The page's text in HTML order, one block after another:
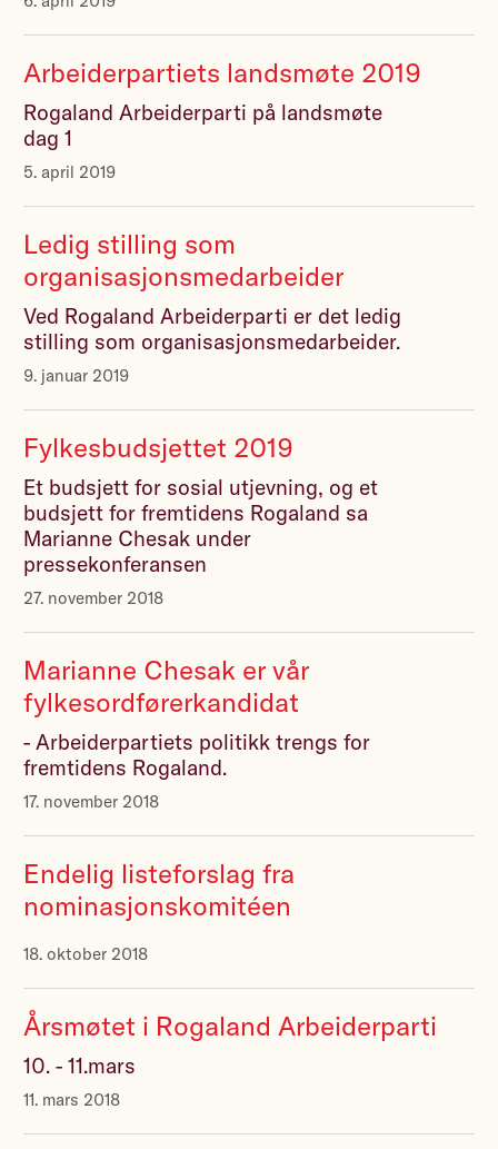
Arbeiderpartiets landsmøte 2019
5. april 2019
Rogaland Arbeiderparti på landsmøte
dag 1
Ledig stilling som
organisasjonsmedarbeider
9. januar 2019
Ved Rogaland Arbeiderparti er det ledig
stilling som organisasjonsmedarbeider.
Fylkesbudsjettet 2019
27. november 2018
Et budsjett for sosial utjevning, og et
budsjett for fremtidens Rogaland sa
Marianne Chesak under
pressekonferansen
Marianne Chesak er vår
fylkesordførerkandidat
17. november 2018
- Arbeiderpartiets politikk trengs for
fremtidens Rogaland.
Endelig listeforslag fra
nominasjonskomitéen
18. oktober 2018
Årsmøtet i Rogaland Arbeiderparti
11. mars 2018
10. - 11.mars